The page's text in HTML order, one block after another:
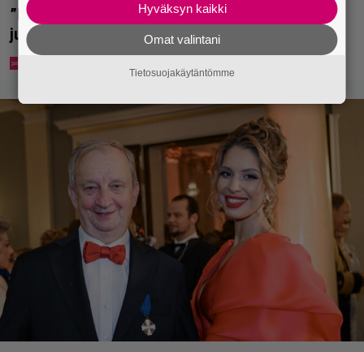
”Että semmonen sirkus” – TTK-kilpailijat
julkistettiin ja kansalla on sanottavaa
Hyväksyn kaikki
Omat valintani
Tietosuojakäytäntömme